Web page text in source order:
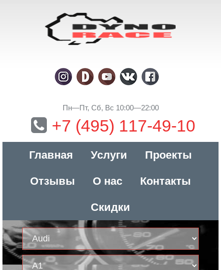
Пн—Пт, Сб, Вс 10:00—22:00
+7 (495) 117-49-10
Главная Услуги Проекты
Отзывы О нас Контакты
Скидки